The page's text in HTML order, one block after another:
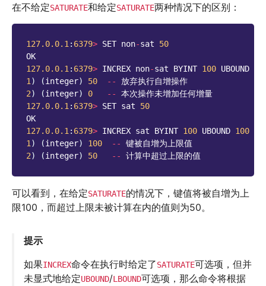
在不给定SATURATE和给定SATURATE两种情况下的区别：
127.0.0.1: 6379> SET non-sat
50
OK
127.0.0.1: 6379> INCREX non-sat BYINT 100 UBOUND
1) (integer) 50 --
放弃执行自增操作
2) (integer) 0 --
本次操作未增加任何增量
127.0.0.1: 6379> SET sat
50
OK
127.0.0.1: 6379> INCREX sat BYINT 100 UBOUND 100
1) (integer) 100 --
键被自增为上限值
2) (integer) 50 -- 计算中超过上限的值
可以看到，在给定SATURATE的情况下，键值将被自增为上
限100，而超过上限未被计算在内的值则为50。
提示
如果INCREX命令在执行时给定了SATURATE可选项，但并
未显式地给定UBOUND/LBOUND可选项，那么命令将根据